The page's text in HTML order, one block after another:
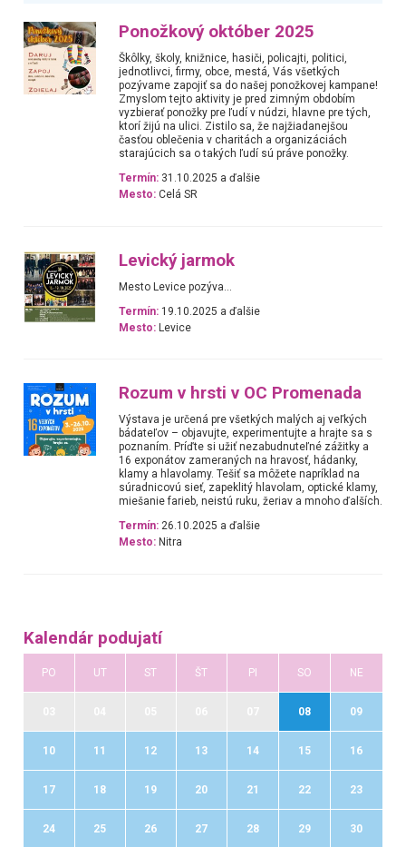
Ponožkový október 2025
Škôlky, školy, knižnice, hasiči, policajti, politici,
jednotlivci, firmy, obce, mestá, Vás všetkých
pozývame zapojiť sa do našej ponožkovej kampane!
Zmyslom tejto aktivity je pred zimným obdobím
vyzbierať ponožky pre ľudí v núdzi, hlavne pre tých,
ktorí žijú na ulici. Zistilo sa, že najžiadanejšou
časťou oblečenia v charitách a organizáciách
starajúcich sa o takých ľudí sú práve ponožky.
Termín: 31.10.2025 a ďalšie
Mesto: Celá SR
Levický jarmok
Mesto Levice pozýva...
Termín: 19.10.2025 a ďalšie
Mesto: Levice
Rozum v hrsti v OC Promenada
Výstava je určená pre všetkých malých aj veľkých
bádateľov – objavujte, experimentujte a hrajte sa s
poznaním. Príďte si užiť nezabudnuteľné zážitky a
16 exponátov zameraných na hravosť, hádanky,
klamy a hlavolamy. Tešiť sa môžete napríklad na
súradnicovú sieť, zapeklitý hlavolam, optické klamy,
miešanie farieb, neistú ruku, žeriav a mnoho ďalších.
Termín: 26.10.2025 a ďalšie
Mesto: Nitra
Kalendár podujatí
PO UT ST ŠT PI SO NE
08 09
10 11 12 13 14 15 16
17 18 19 20 21 22 23
24 25 26 27 28 29 30